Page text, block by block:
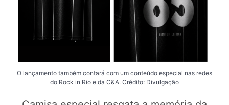
O lançamento também contará com um conteúdo especial nas redes
do Rock in Rio e da C&A. Crédito: Divulgação